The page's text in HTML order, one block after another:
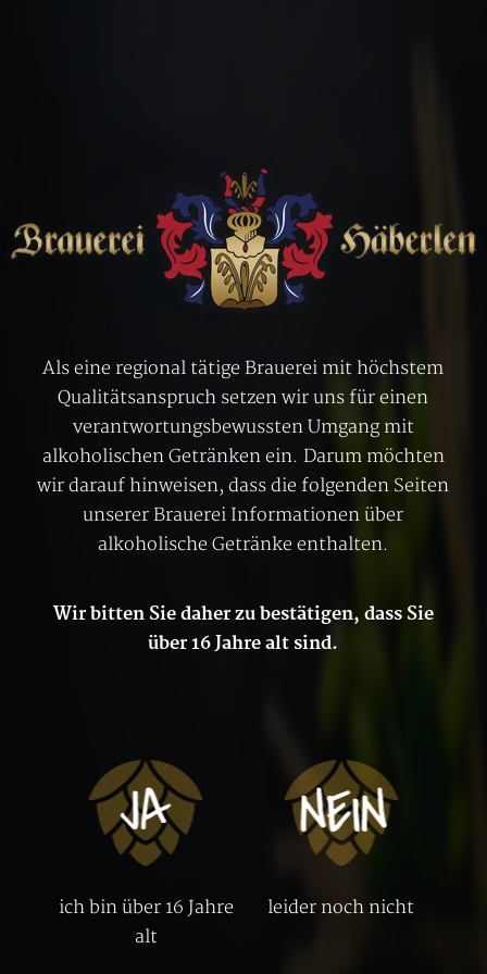
Als eine regional tätige Brauerei mit höchstem
Qualitätsanspruch setzen wir uns für einen
verantwortungsbewussten Umgang mit
alkoholischen Getränken ein. Darum möchten
wir darauf hinweisen, dass die folgenden Seiten
unserer Brauerei Informationen über
alkoholische Getränke enthalten.
Wir bitten Sie daher zu bestätigen, dass Sie
über 16 Jahre alt sind.
ich bin über 16 Jahre
alt
leider noch nicht